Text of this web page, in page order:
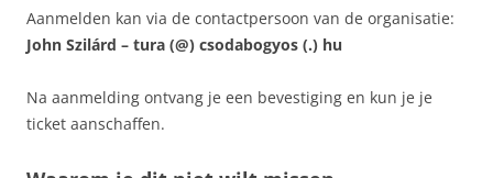
Aanmelden kan via de contactpersoon van de organisatie:
John Szilárd – tura (@) csodabogyos (.) hu
Na aanmelding ontvang je een bevestiging en kun je je
ticket aanschaffen.